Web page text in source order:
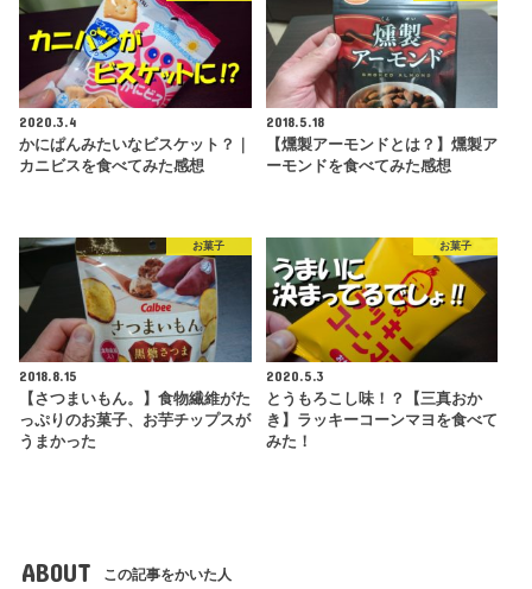
2020.3.4
かにぱんみたいなビスケット？｜
カニビスを食べてみた感想
2018.5.18
【燻製アーモンドとは？】燻製ア
ーモンドを食べてみた感想
お菓子
2018.8.15
【さつまいもん。】食物繊維がた
っぷりのお菓子、お芋チップスが
うまかった
お菓子
2020.5.3
とうもろこし味！？【三真おか
き】ラッキーコーンマヨを食べて
みた！
ABOUT この記事をかいた人